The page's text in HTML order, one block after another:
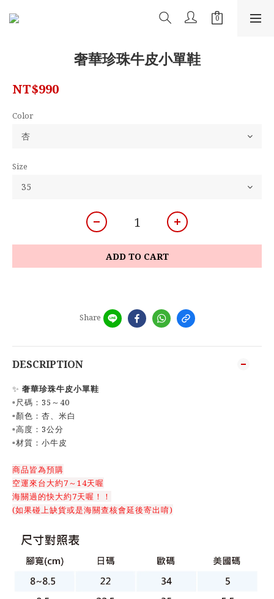
奢華珍珠牛皮小單鞋
NT$990
Color
Size
ADD TO CART
Share
DESCRIPTION
✨ 奢華珍珠牛皮小單鞋
▫️尺碼：35～40
▫️顏色：杏、米白
▫️高度：3公分
▫️材質：小牛皮
商品皆為預購
空運來台大約7～14天喔
海關過的快大約7天喔！！
(如果碰上缺貨或是海關查核會延後寄出唷)